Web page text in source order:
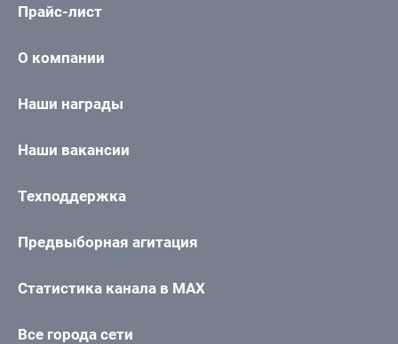
Прайс-лист
О компании
Наши награды
Наши вакансии
Техподдержка
Предвыборная агитация
Статистика канала в MAX
Все города сети